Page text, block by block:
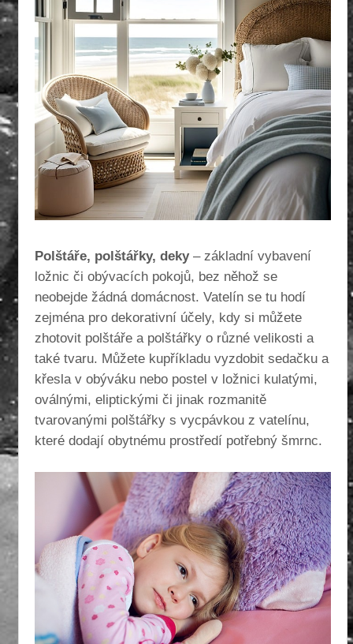
Polštáře, polštářky, deky– základní vybavení
ložnic či obývacích pokojů, bez něhož se
neobejde žádná domácnost. Vatelín se tu hodí
zejména pro dekorativní účely, kdy si můžete
zhotovit polštáře a polštářky o různé velikosti a
také tvaru. Můžete kupříkladu vyzdobit sedačku a
křesla v obýváku nebo postel v ložnici kulatými,
oválnými, eliptickými či jinak rozmanitě
tvarovanými polštářky s vycpávkou z vatelínu,
které dodají obytnému prostředí potřebný šmrnc.